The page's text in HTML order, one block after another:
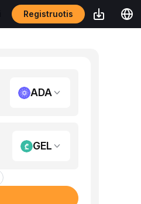
Registruotis
ADA
GEL